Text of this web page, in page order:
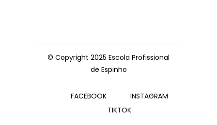
© Copyright 2025 Escola Profissional
de Espinho
FACEBOOK
INSTAGRAM
TIKTOK